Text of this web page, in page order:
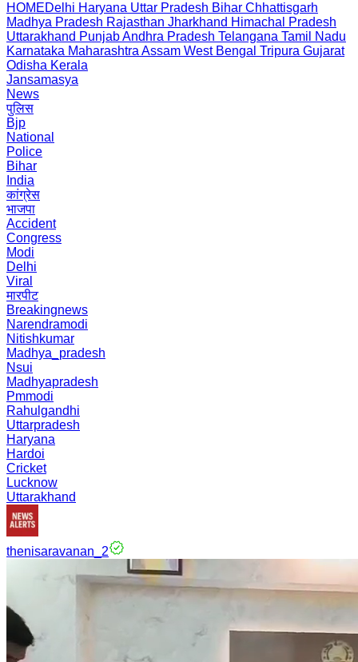
HOMEDelhi Haryana Uttar Pradesh Bihar Chhattisgarh
Madhya Pradesh Rajasthan Jharkhand Himachal Pradesh
Uttarakhand PunjabAndhra Pradesh Telangana Tamil Nadu
Karnataka Maharashtra Assam West Bengal Tripura Gujarat
Odisha Kerala
Jansamasya
News
पुलिस
Bjp
National
Police
Bihar
India
कांग्रेस
भाजपा
Accident
Congress
Modi
Delhi
Viral
मारपीट
Breakingnews
Narendramodi
Nitishkumar
Madhya_pradesh
Nsui
Madhyapradesh
Pmmodi
Rahulgandhi
Uttarpradesh
Haryana
Hardoi
Cricket
Lucknow
Uttarakhand
thenisaravanan_2